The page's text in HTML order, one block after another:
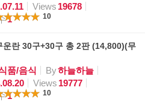
Views 19678
1 10
운란 30구+30구 총 2판 (14,800)(무
품/음식 By하늘하늘
Views 19777
1 10